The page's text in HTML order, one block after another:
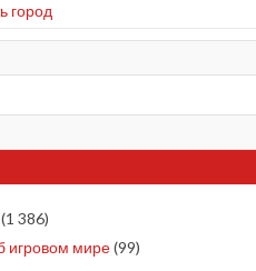
город
(1 386)
игровом мире(99)